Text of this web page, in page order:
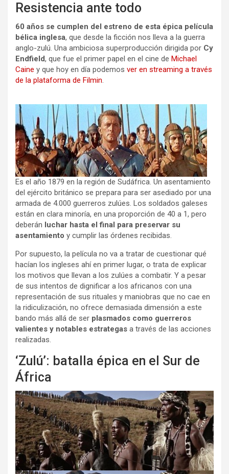
Resistencia ante todo
60 años se cumplen del estreno de esta épica película
bélica inglesa, que desde la ficción nos lleva a la guerra
anglo-zulú. Una ambiciosa superproducción dirigida por Cy
Endfield, que fue el primer papel en el cine de Michael
Caine y que hoy en día podemos ver en streaming a través
de la plataforma de Filmin.
Es el año 1879 en la región de Sudáfrica. Un asentamiento
del ejército británico se prepara para ser asediado por una
armada de 4.000 guerreros zulúes. Los soldados galeses
están en clara minoría, en una proporción de 40 a 1, pero
deberán luchar hasta el final para preservar su
asentamiento y cumplir las órdenes recibidas.
Por supuesto, la película no va a tratar de cuestionar qué
hacían los ingleses ahí en primer lugar, o trata de explicar
los motivos que llevan a los zulúes a combatir. Y a pesar
de sus intentos de dignificar a los africanos con una
representación de sus rituales y maniobras que no cae en
la ridiculización, no ofrece demasiada dimensión a este
bando más allá de ser plasmados como guerreros
valientes y notables estrategas a través de las acciones
realizadas.
‘Zulú’: batalla épica en el Sur de
África